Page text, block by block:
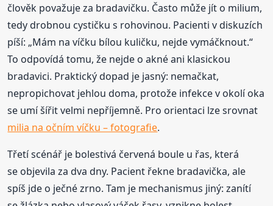
člověk považuje za bradavičku. Často může jít o milium,
tedy drobnou cystičku s rohovinou. Pacienti v diskuzích
píší: „Mám na víčku bílou kuličku, nejde vymáčknout.“
To odpovídá tomu, že nejde o akné ani klasickou
bradavici. Praktický dopad je jasný: nemačkat,
nepropichovat jehlou doma, protože infekce v okolí oka
se umí šířit velmi nepříjemně. Pro orientaci lze srovnat
milia na očním víčku – fotografie.
Třetí scénář je bolestivá červená boule u řas, která
se objevila za dva dny. Pacient řekne bradavička, ale
spíš jde o ječné zrno. Tam je mechanismus jiný: zanítí